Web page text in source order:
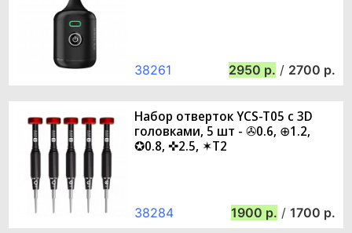
38261 2950 / 2700
Набор отверток YCS-T05 с 3D
головками, 5 шт - ✇0.6, ⊕1.2,
✪0.8, ✜2.5, ✶T2
38284 1900 / 1700